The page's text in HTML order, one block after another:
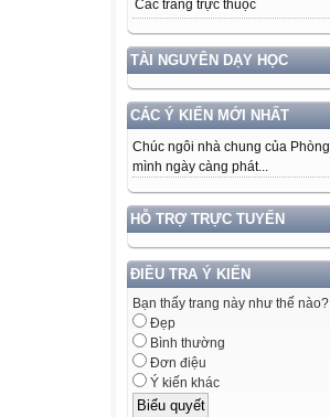
Các trang trực thuộc
TÀI NGUYÊN DẠY HỌC
CÁC Ý KIẾN MỚI NHẤT
Chúc ngôi nhà chung của Phòng
mình ngày càng phát...
HỖ TRỢ TRỰC TUYẾN
ĐIỀU TRA Ý KIẾN
Bạn thấy trang này như thế nào?
Đẹp
Bình thường
Đơn điệu
Ý kiến khác